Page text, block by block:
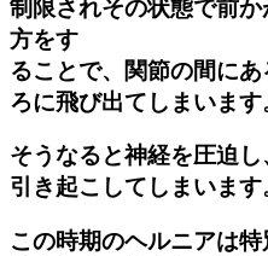
制限されその状態で前
方をす
ることで、関節の間に
ろに飛び出てしまいます
そうなると神経を圧迫
引き起こしてしまいます
この時期のヘルニアは